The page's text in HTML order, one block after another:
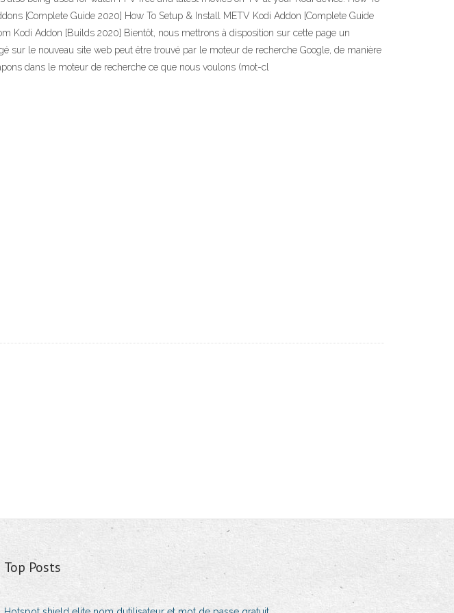
[Complete Guide 2020] How To Setup & Install METV Kodi Addon [Complete Guide
Kodi Addon [Builds 2020] Bientôt, nous mettrons à disposition sur cette page un
sur le nouveau site web peut être trouvé par le moteur de recherche Google, de manière
dans le moteur de recherche ce que nous voulons (mot-cl
Top Posts